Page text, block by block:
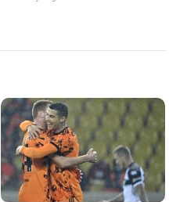
Mengungsi